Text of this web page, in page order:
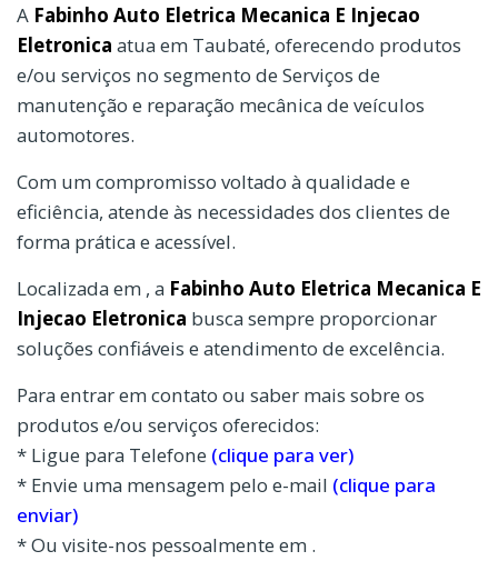
A Fabinho Auto Eletrica Mecanica E Injecao
Eletronica atua em Taubaté, oferecendo produtos
e/ou serviços no segmento de Serviços de
manutenção e reparação mecânica de veículos
automotores.
Com um compromisso voltado à qualidade e
eficiência, atende às necessidades dos clientes de
forma prática e acessível.
Localizada em , a Fabinho Auto Eletrica Mecanica E
Injecao Eletronica busca sempre proporcionar
soluções confiáveis e atendimento de excelência.
Para entrar em contato ou saber mais sobre os
produtos e/ou serviços oferecidos:
* Ligue para Telefone (clique para ver)
* Envie uma mensagem pelo e-mail (clique para
enviar)
* Ou visite-nos pessoalmente em .